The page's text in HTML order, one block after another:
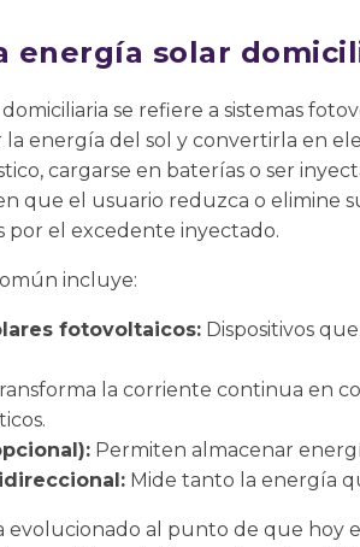
energía solar
se refiere a sistemas
energía del sol y convertirla en
cargarse en baterías o ser
que el usuario reduzca o elimine
por el excedente inyectado.
incluye:
fotovoltaicos: Dispositivos
la corriente continua en
Permiten almacenar
Mide tanto la energía
evolucionado al punto de que hoy